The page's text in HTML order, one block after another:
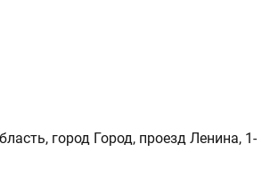
город Город, проезд Ленина, 1-